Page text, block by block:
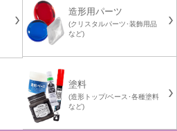
造形用パーツ
(クリスタルパーツ･装飾用品
など)
塗料
(造形トップ/ベース･各種塗料
など)